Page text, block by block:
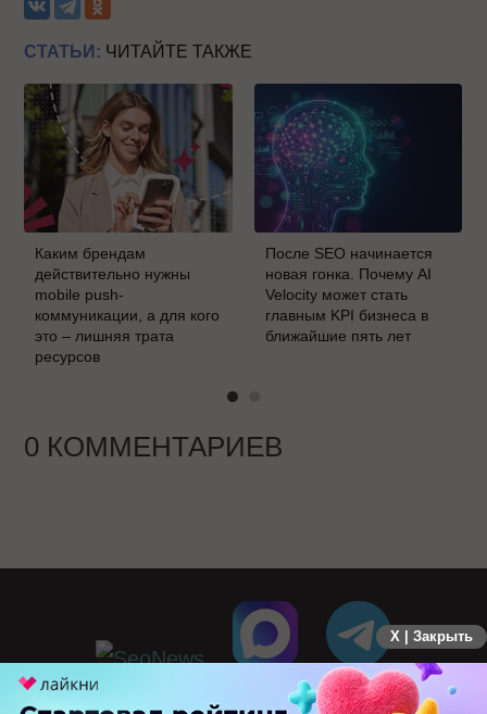
СТАТЬИ: ЧИТАЙТЕ ТАКЖЕ
Каким брендам
действительно нужны
mobile push-
коммуникации, а для кого
это – лишняя трата
ресурсов
После SEO начинается
новая гонка. Почему AI
Velocity может стать
главным KPI бизнеса в
ближайшие пять лет
0 КОММЕНТАРИЕВ
X | Закрыть
ПЕРЕЙТИ НА ПОЛНУЮ ВЕРСИЮ